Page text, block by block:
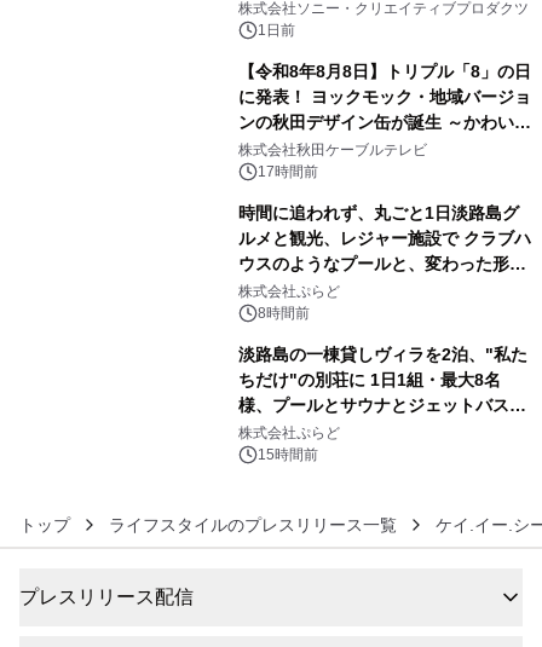
ラボレーション サウナイキタイコラ
ボグッズも発売決定！
株式会社ソニー・クリエイティブプロダクツ
1日前
【令和8年8月8日】トリプル「8」の日
に発表！ ヨックモック・地域バージョ
ンの秋田デザイン缶が誕生 ～かわいい
秋田犬の子犬と秋田の四季と名所を巡
るパッケージ～ 9月1日(火)秋田県内で
販売開始
株式会社秋田ケーブルテレビ
17時間前
時間に追われず、丸ごと1日淡路島グ
ルメと観光、レジャー施設で クラブハ
ウスのようなプールと、変わった形の
サウナも 「THE BOXY AWAJI」のお
得な素泊まり連泊プランで
株式会社ぷらど
8時間前
淡路島の一棟貸しヴィラを2泊、"私た
ちだけ"の別荘に 1日1組・最大8名
様、プールとサウナとジェットバス付
きで Villa Mon Temps AWAJIの連泊
素泊りプラン
株式会社ぷらど
15時間前
トップ ライフスタイルのプレスリリース一覧 ケイ.イー.シ
プレスリリース配信